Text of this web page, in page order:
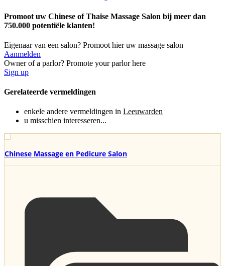
Promoot uw Chinese of Thaise Massage Salon bij meer dan
750.000 potentiële klanten!
Eigenaar van een salon? Promoot hier uw massage salon
Aanmelden
Owner of a parlor? Promote your parlor here
Sign up
Gerelateerde vermeldingen
enkele andere vermeldingen in Leeuwarden
u misschien interesseren...
Chinese Massage en Pedicure Salon